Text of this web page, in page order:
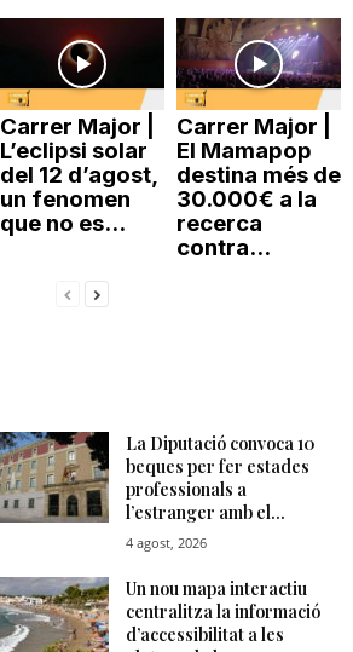
Carrer Major |
L’eclipsi solar
del 12 d’agost,
un fenomen
que no es...
Carrer Major |
El Mamapop
destina més de
30.000€ a la
recerca
contra...